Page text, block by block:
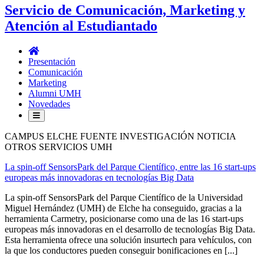
Servicio de Comunicación, Marketing y
Atención al Estudiantado
Servicio
de
Comunicación,
Marketing
y
Atención
al
Estudiantado
Presentación
Comunicación
Marketing
Alumni UMH
Novedades
CAMPUS ELCHE FUENTE INVESTIGACIÓN NOTICIA
OTROS SERVICIOS UMH
La spin-off SensorsPark del Parque Científico, entre las 16 start-ups
europeas más innovadoras en tecnologías Big Data
La spin-off SensorsPark del Parque Científico de la Universidad
Miguel Hernández (UMH) de Elche ha conseguido, gracias a la
herramienta Carmetry, posicionarse como una de las 16 start-ups
europeas más innovadoras en el desarrollo de tecnologías Big Data.
Esta herramienta ofrece una solución insurtech para vehículos, con
la que los conductores pueden conseguir bonificaciones en [...]